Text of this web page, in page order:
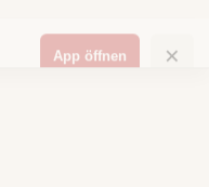
App öffnen ×